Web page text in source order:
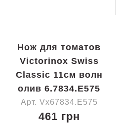
Нож для томатов
Victorinox Swiss
Classic 11см волн
олив 6.7834.E575
Арт. Vx67834.E575
461 грн